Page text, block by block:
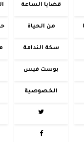
قضايا الساعة
من الحياة
سكة الندامة
بوست فيس
الخصوصية

